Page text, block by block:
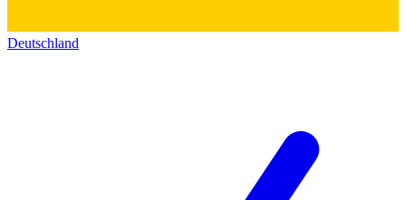
Deutschland